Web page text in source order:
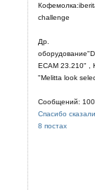
challenge
Др.
ECAM 23.210" ,
"Melitta look
Сообщений: 100
Спасибо
8 постах